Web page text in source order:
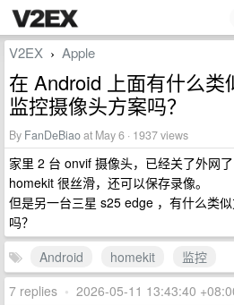
V2EX › Apple
在 Android 上面有什么类
监控摄像头方案吗？
By FanDeBiaoat May 6 · 1937 views
家里 2 台 onvif 摄像头，已经关了外网
homekit 很丝滑，还可以保存录像。
但是另一台三星 s25 edge ，有什么类
吗？
Android
homekit
监控
7 replies • 2026-05-11 13:43:40